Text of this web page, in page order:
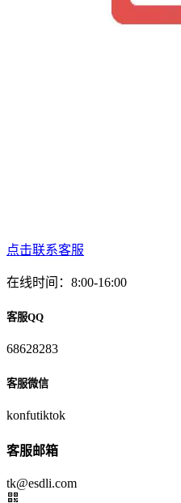
点击联系客服
在线时间：8:00-16:00
客服QQ
68628283
客服微信
konfutiktok
客服邮箱
tk@esdli.com